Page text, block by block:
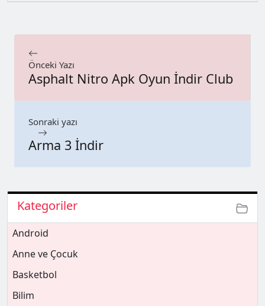
Önceki Yazı
Asphalt Nitro Apk Oyun İndir Club
Sonraki yazı
Arma 3 İndir
Kategoriler
Android
Anne ve Çocuk
Basketbol
Bilim